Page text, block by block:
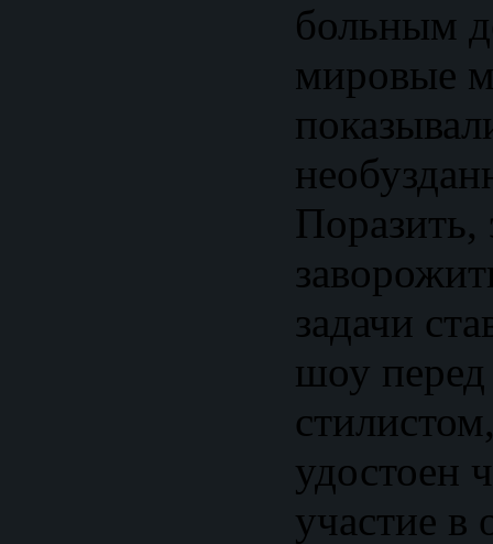
больным
мировые
Поразить,
задачи
шоу
удостоен
участие в